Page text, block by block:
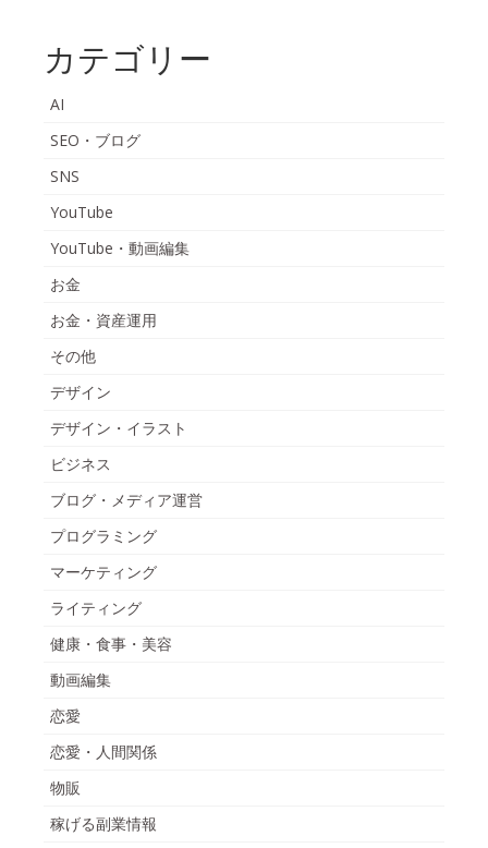
カテゴリー
AI
SEO・ブログ
SNS
YouTube
YouTube・動画編集
お金
お金・資産運用
その他
デザイン
デザイン・イラスト
ビジネス
ブログ・メディア運営
プログラミング
マーケティング
ライティング
健康・食事・美容
動画編集
恋愛
恋愛・人間関係
物販
稼げる副業情報